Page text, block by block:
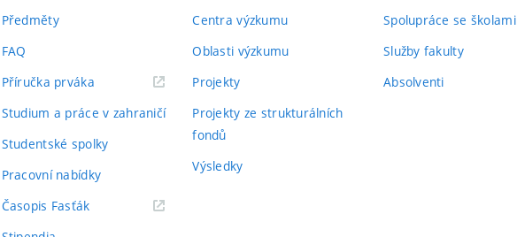
Předměty
FAQ
Příručka prváka(externí
Studium a práce v zahraničí
Studentské spolky
Pracovní nabídky
Časopis Fasťák(externí
Centra výzkumu
Oblasti výzkumu
Projekty
Projekty ze strukturálních
fondů
Výsledky
Spolupráce se školami
Služby fakulty
Absolventi